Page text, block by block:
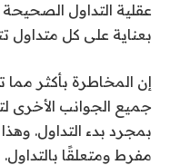
عقلية التداول
بعناية على كل متداول
إن المخاطرة بأكثر
جميع الجوانب الأخرى
بمجرد بدء التداول.
مفرط ومتعلقًا بالتداول.